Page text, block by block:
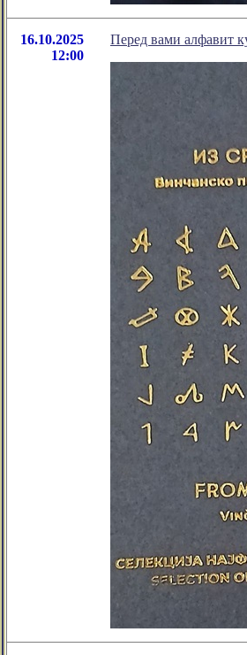
16.10.2025
12:00
Перед вами алфавит